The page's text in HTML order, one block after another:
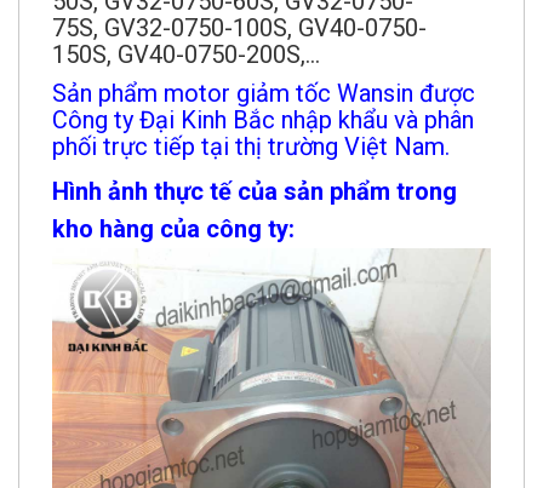
75S, GV32-0750-100S, GV40-0750-
150S, GV40-0750-200S,...
Sản phẩm motor giảm tốc Wansin được
Công ty Đại Kinh Bắc nhập khẩu và phân
phối trực tiếp tại thị trường Việt Nam.
Hình ảnh thực tế của sản phẩm trong
kho hàng của công ty: